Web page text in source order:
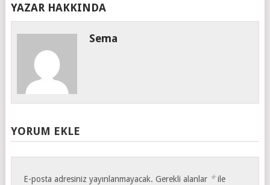
YAZAR HAKKINDA
Sema
YORUM EKLE
E-posta adresiniz yayınlanmayacak. Gerekli alanlar *ile